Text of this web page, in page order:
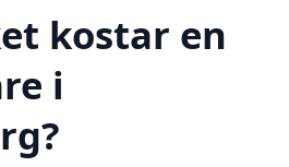
kostar en
i